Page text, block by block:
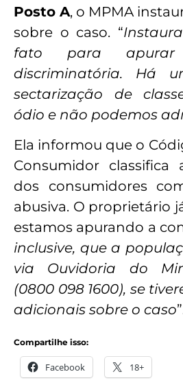
Posto A, o MPMA
sobre o caso. “
fato para
discriminatória. Há
sectarização de
ódio e não podemos
Ela informou que o
Consumidor classifica
dos consumidores
abusiva. O proprietário
estamos apurando a
inclusive, que a
via Ouvidoria do
(0800 098 1600), se
adicionais sobre o caso
Compartilhe isso:
Facebook 18+